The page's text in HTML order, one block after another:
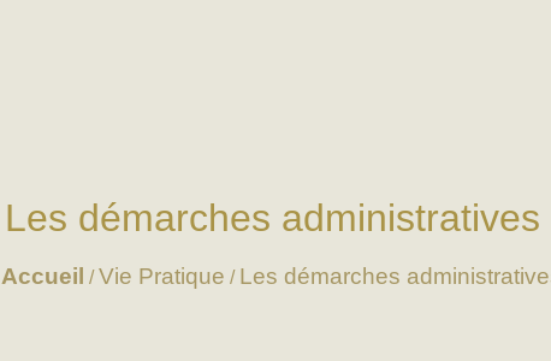
Les démarches administratives
Accueil /Vie Pratique / Les démarches